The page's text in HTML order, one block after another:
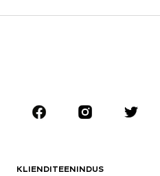
Aksessuaarid
Uus
KLIENDITEENINDUS